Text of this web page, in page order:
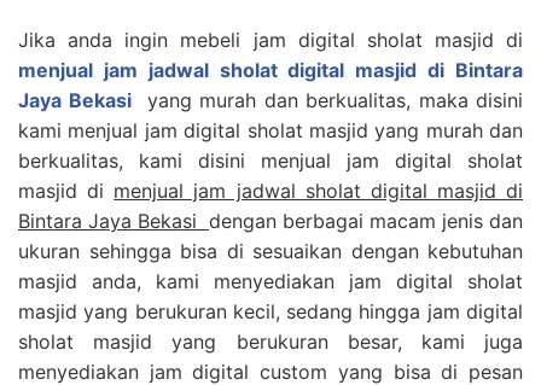
Jika anda ingin mebeli jam digital sholat masjid di
menjual jam jadwal sholat digital masjid di Bintara
Jaya Bekasi
yang murah dan berkualitas, maka disini
kami menjual jam digital sholat masjid yang murah dan
berkualitas, kami disini menjual jam digital sholat
masjid di menjual jam jadwal sholat digital masjid di
Bintara Jaya Bekasi dengan berbagai macam jenis dan
ukuran sehingga bisa di sesuaikan dengan kebutuhan
masjid anda, kami menyediakan jam digital sholat
masjid yang berukuran kecil, sedang hingga jam digital
sholat masjid yang berukuran besar, kami juga
menyediakan jam digital custom yang bisa di pesan